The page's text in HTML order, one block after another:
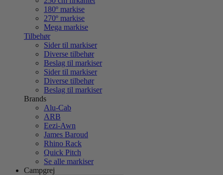
180º markise
270º markise
Mega markise
Tilbehør
Sider til markiser
Diverse tilbehør
Beslag til markiser
Sider til markiser
Diverse tilbehør
Beslag til markiser
Brands
Alu-Cab
ARB
Eezi-Awn
James Baroud
Rhino Rack
Quick Pitch
Se alle markiser
Campgrej